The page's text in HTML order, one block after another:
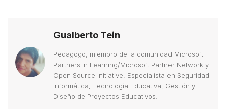
Gualberto Tein
Pedagogo, miembro de la comunidad Microsoft
Partners in Learning/Microsoft Partner Network y
Open Source Initiative. Especialista en Seguridad
Informática, Tecnología Educativa, Gestión y
Diseño de Proyectos Educativos.